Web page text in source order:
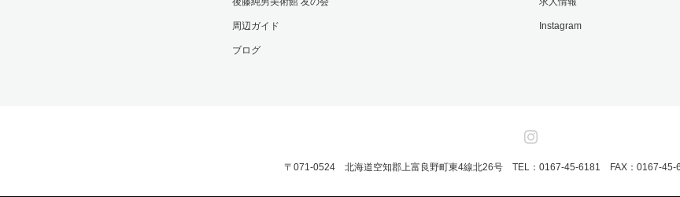
周辺ガイド
ブログ
Instagram
〒071-0524 北海道空知郡上富良野町東4線北26号 TEL：0167-45-6181 FAX：0167-